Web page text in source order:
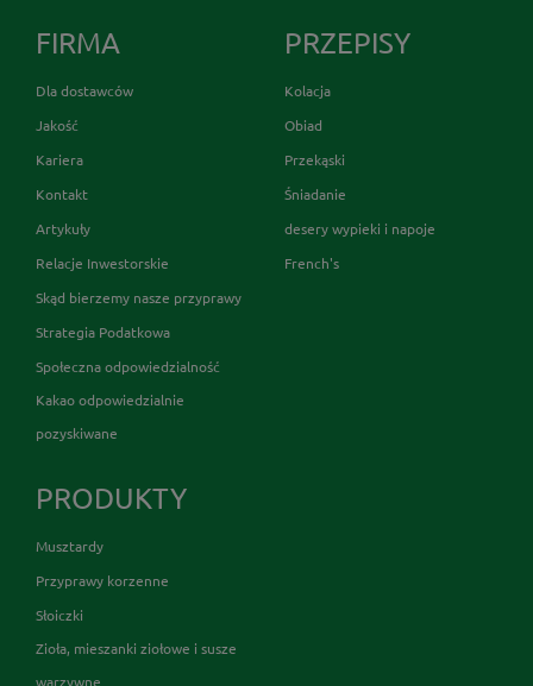
FIRMA
Dla dostawców
Jakość
Kariera
Kontakt
Artykuły
Relacje Inwestorskie
Skąd bierzemy nasze przyprawy
Strategia Podatkowa
Społeczna odpowiedzialność
Kakao odpowiedzialnie
pozyskiwane
PRZEPISY
Kolacja
Obiad
Przekąski
Śniadanie
desery wypieki i napoje
French's
PRODUKTY
Musztardy
Przyprawy korzenne
Słoiczki
Zioła, mieszanki ziołowe i susze
warzywne